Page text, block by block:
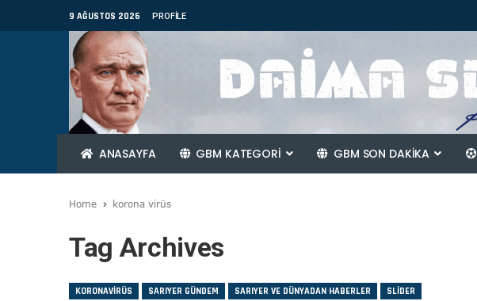
9 AĞUSTOS 2026 PROFILE
ANASAYFA GBM KATEGORİ GBM SON DAKİKA
Home korona virüs
Tag Archives
KORONAVIRÜS SARIYER GÜNDEM SARIYER VE DÜNYADAN HABERLER SLIDER